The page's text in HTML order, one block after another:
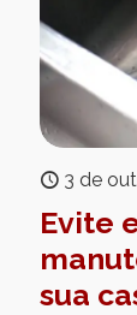
3 de
Evite
sua